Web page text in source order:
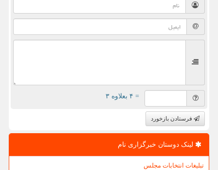
= ۴ بعلاوه ۳
فرستادن بازخورد
لینک دوستان خبرگزاری نام
تبلیغات انتخابات مجلس